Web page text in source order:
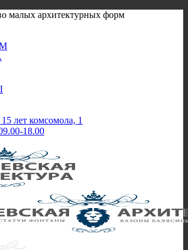
малых архитектурных форм
лет комсомола, 1
18.00